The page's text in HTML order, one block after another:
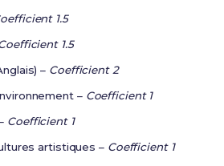
1.5
1.5
– Coefficient 2
– Coefficient 1
Coefficient 1
artistiques – Coefficient 1